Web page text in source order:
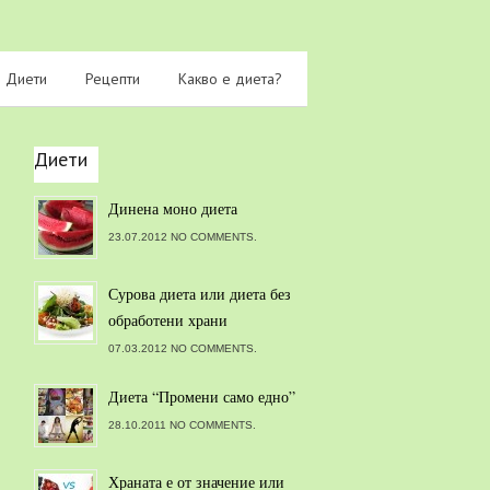
Диети Рецепти Какво е диета?
Диети
Динена моно диета
23.07.2012 NO COMMENTS.
Сурова диета или диета без
обработени храни
07.03.2012 NO COMMENTS.
Диета “Промени само едно”
28.10.2011 NO COMMENTS.
Храната е от значение или